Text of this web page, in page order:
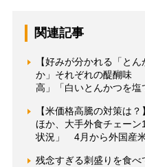
関連記事
【好みが分かれる「と
か」それぞれの醍醐味
高」「白いとんかつを塩
【米価格高騰の対策は
ほか、大手外食チェー
状況」 4月から外国産
残念すぎる刺盛りを食